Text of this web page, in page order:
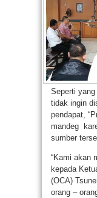
Seperti
tidak ingin
pendapat,
mandeg
sumber
“Kami akan
kepada
(OCA)
orang –